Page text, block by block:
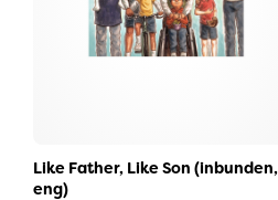
Like Father, Like Son (inbunden,
eng)